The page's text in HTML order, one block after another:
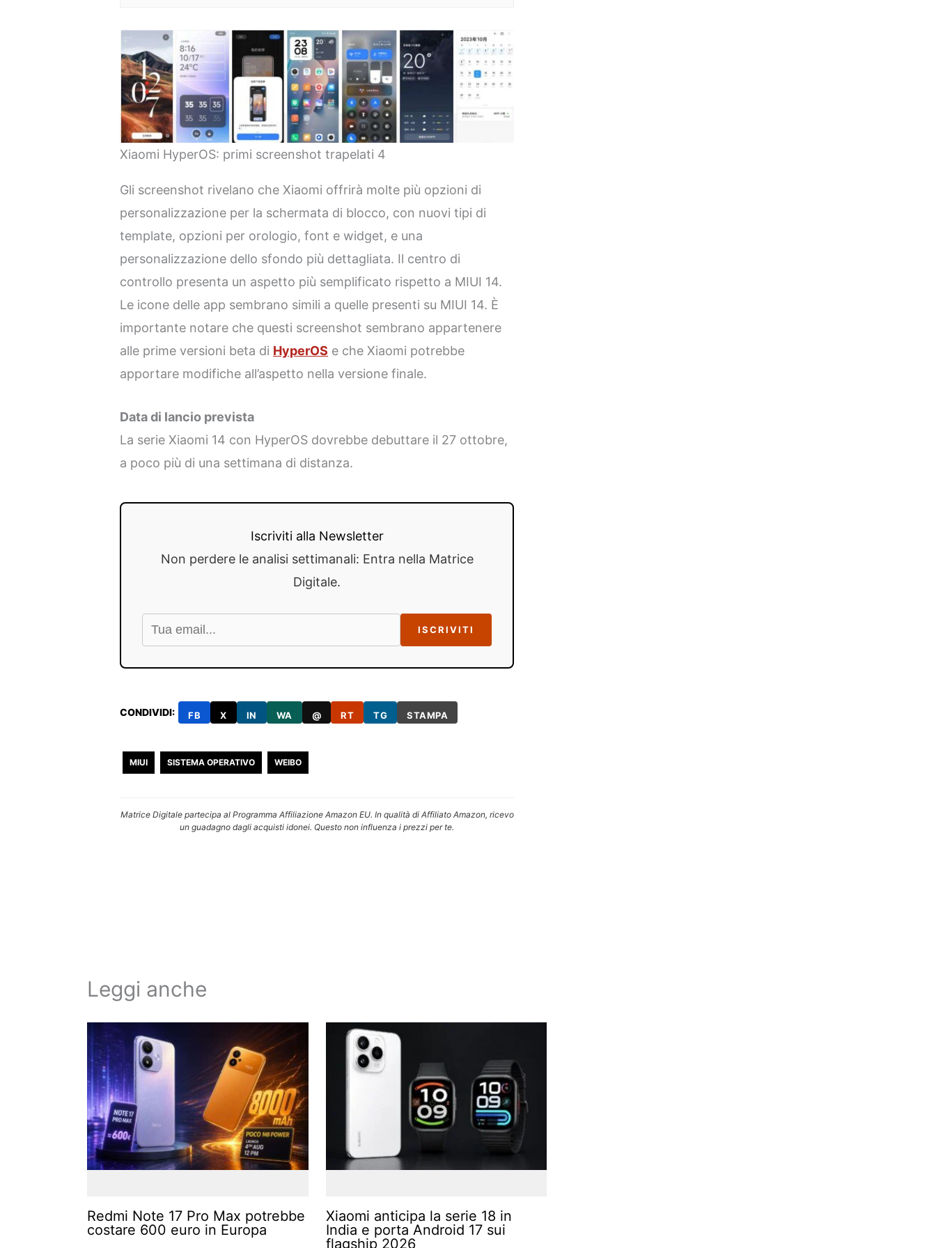
Xiaomi HyperOS: primi screenshot trapelati 4
Gli screenshot rivelano che Xiaomi offrirà molte più opzioni di
personalizzazione per la schermata di blocco, con nuovi tipi di
template, opzioni per orologio, font e widget, e una
personalizzazione dello sfondo più dettagliata. Il centro di
controllo presenta un aspetto più semplificato rispetto a MIUI 14.
Le icone delle app sembrano simili a quelle presenti su MIUI 14. È
importante notare che questi screenshot sembrano appartenere
alle prime versioni beta di HyperOS e che Xiaomi potrebbe
apportare modifiche all’aspetto nella versione finale.
Data di lancio prevista
La serie Xiaomi 14 con HyperOS dovrebbe debuttare il 27 ottobre,
a poco più di una settimana di distanza.
Iscriviti alla Newsletter
Non perdere le analisi settimanali: Entra nella Matrice
Digitale.
ISCRIVITI
CONDIVIDI: FB X IN WA @ RT TG STAMPA
MIUI SISTEMA OPERATIVO WEIBO
Matrice Digitale partecipa al Programma Affiliazione Amazon EU. In qualità di Affiliato Amazon, ricevo
un guadagno dagli acquisti idonei. Questo non influenza i prezzi per te.
Leggi anche
Redmi Note 17 Pro Max potrebbe
costare 600 euro in Europa
Xiaomi anticipa la serie 18 in
India e porta Android 17 sui
flagship 2026